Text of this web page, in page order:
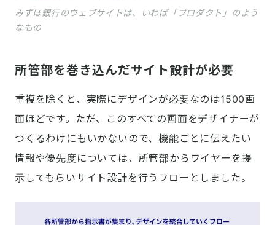
みずほ銀行のウェブサイトは、いわば「プロダクト」のよう
なもの
所管部を巻き込んだサイト設計が必要
重複を除くと、実際にデザインが必要なのは1500画
面ほどです。ただ、このすべての画面をデザイナーが
つくるわけにもいかないので、機能ごとに伝えたい
情報や優先度については、所管部からワイヤーを提
示してもらいサイト設計を行うフローとしました。